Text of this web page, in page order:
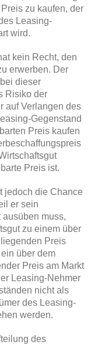
zu kaufen, der
Leasing-
wird.
kein Recht, den
erwerben. Der
dieser
Risiko der
auf Verlangen des
Gegenstand
Preis kaufen
Preis ist.
jedoch die Chance
er sein
muss,
zu einem über
Preis
über dem
Preis am Markt
Leasing-Nehmer
nicht als
des Leasing-
werden.
des